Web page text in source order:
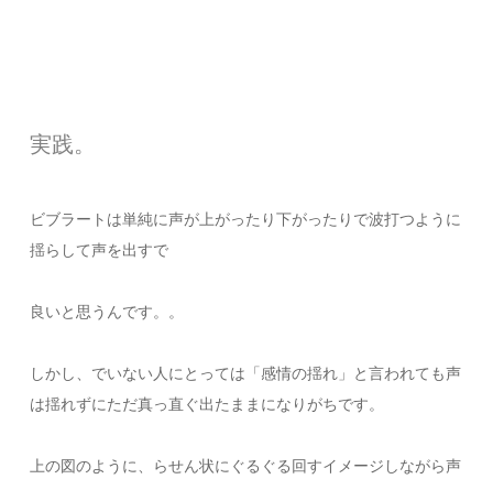
実践。
ビブラートは単純に声が上がったり下がったりで波打つように
揺らして声を出すで
良いと思うんです。。
しかし、でいない人にとっては「感情の揺れ」と言われても声
は揺れずにただ真っ直ぐ出たままになりがちです。
上の図のように、らせん状にぐるぐる回すイメージしながら声